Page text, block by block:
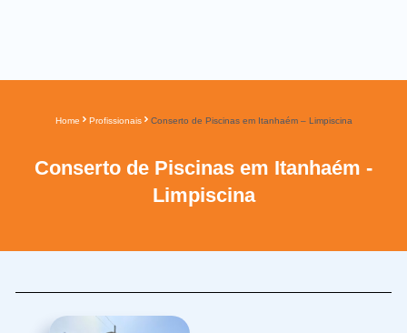
Home Profissionais Conserto de Piscinas em Itanhaém – Limpiscina
Conserto de Piscinas em Itanhaém -
Limpiscina